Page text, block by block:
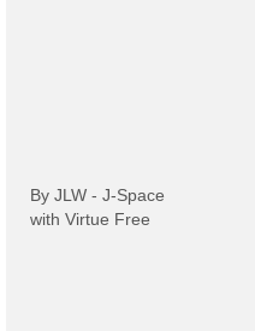
By JLW - J-Space
with Virtue Free